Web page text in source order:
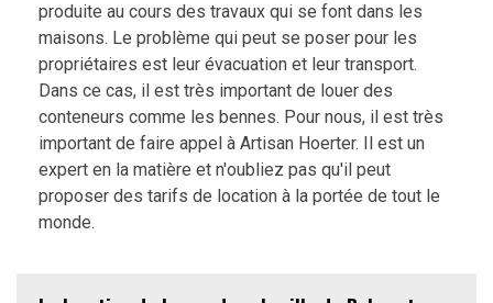
produite au cours des travaux qui se font dans les
maisons. Le problème qui peut se poser pour les
propriétaires est leur évacuation et leur transport.
Dans ce cas, il est très important de louer des
conteneurs comme les bennes. Pour nous, il est très
important de faire appel à Artisan Hoerter. Il est un
expert en la matière et n'oubliez pas qu'il peut
proposer des tarifs de location à la portée de tout le
monde.